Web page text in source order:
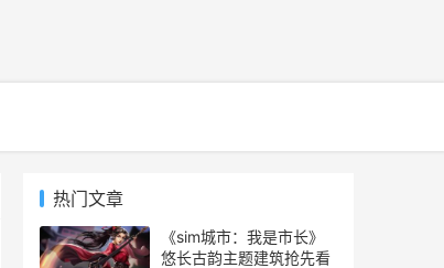
热门文章
《sim城市：我是市长》
悠长古韵主题建筑抢先看